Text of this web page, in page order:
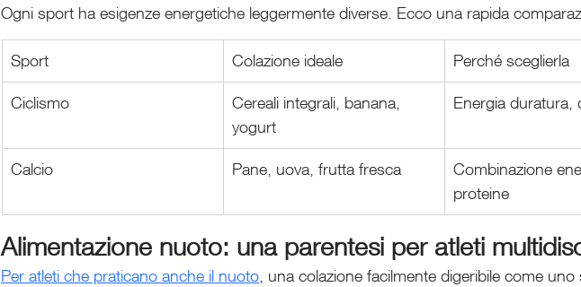
Ogni sport ha esigenze energetiche leggermente diverse. Ecco una rapida
Sport Colazione ideale Perché sceglierla
Ciclismo
Cereali integrali, banana,
yogurt
Energia duratura,
Calcio Pane, uova, frutta fresca
Combinazione
proteine
Alimentazione nuoto: una parentesi per atleti
Per atleti che praticano anche il nuoto , una colazione facilmente digeribile come